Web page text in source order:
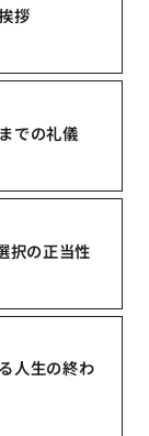
拶
での礼儀
択の正当性
人生の終わ